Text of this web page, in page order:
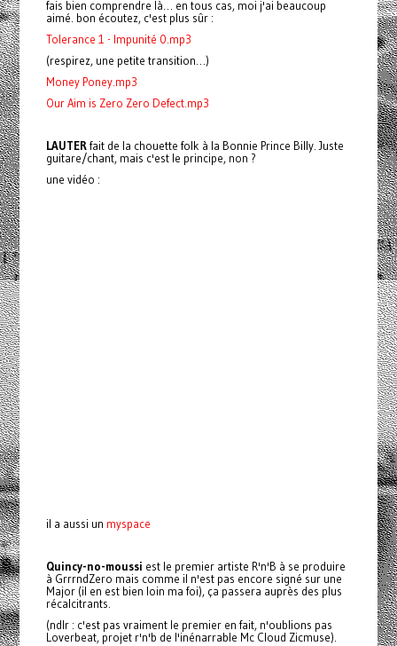
fais bien comprendre là… en tous cas, moi j'ai beaucoup
aimé. bon écoutez, c'est plus sûr :
Tolerance 1 - Impunité 0.mp3
(respirez, une petite transition…)
Money Poney.mp3
Our Aim is Zero Zero Defect.mp3
LAUTERfait de la chouette folk à la Bonnie Prince Billy. Juste
guitare/chant, mais c'est le principe, non ?
une vidéo :
il a aussi un myspace
Quincy-no-moussi est le premier artiste R'n'B à se produire
à GrrrndZero mais comme il n'est pas encore signé sur une
Major (il en est bien loin ma foi), ça passera auprès des plus
récalcitrants.
(ndlr : c'est pas vraiment le premier en fait, n'oublions pas
Loverbeat, projet r'n'b de l'inénarrable Mc Cloud Zicmuse).